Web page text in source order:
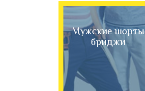
Мужские шорты
бриджи